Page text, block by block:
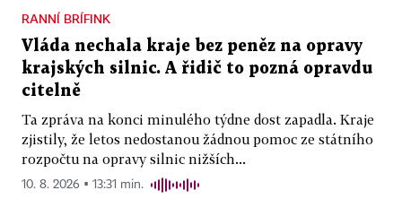
RANNÍ BRÍFINK
Vláda nechala kraje bez peněz na opravy
krajských silnic. A řidič to pozná opravdu
citelně
Ta zpráva na konci minulého týdne dost zapadla. Kraje
zjistily, že letos nedostanou žádnou pomoc ze státního
rozpočtu na opravy silnic nižších...
10. 8. 2026 ▪ 13:31 min.